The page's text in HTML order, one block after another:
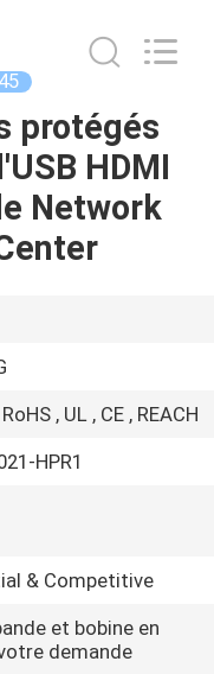
protégés
HDMI
Network
, UL , CE , REACH
HPR1
& Competitive
et bobine en
demande